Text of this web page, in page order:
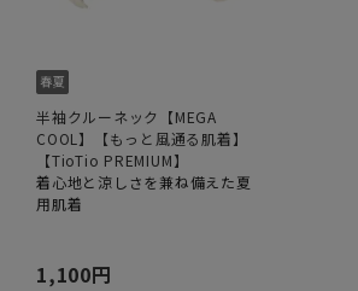
半袖クルーネック【MEGA
COOL】【もっと風通る肌着】
【TioTio PREMIUM】
着心地と涼しさを兼ね備えた夏
用肌着
1,100円